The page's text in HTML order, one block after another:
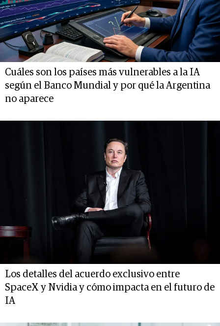
Cuáles son los países más vulnerables a la IA
según el Banco Mundial y por qué la Argentina
no aparece
Los detalles del acuerdo exclusivo entre
SpaceX y Nvidia y cómo impacta en el futuro de
IA